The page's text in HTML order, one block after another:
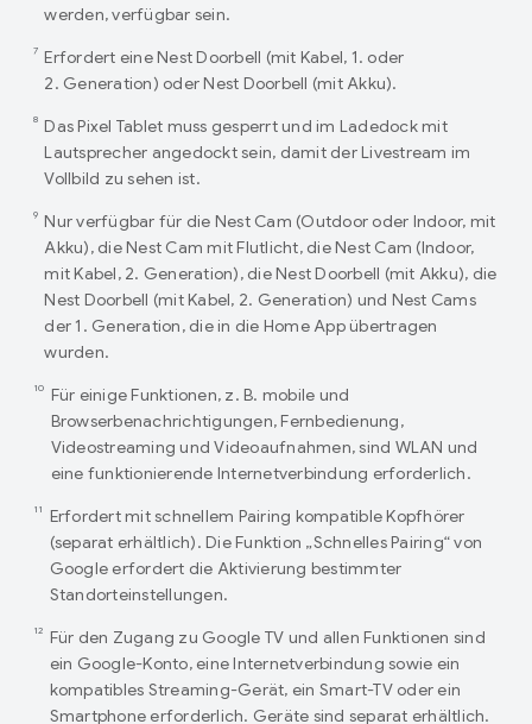
werden, verfügbar sein.
7 Erfordert eine Nest Doorbell (mit Kabel, 1. oder
2. Generation) oder Nest Doorbell (mit Akku).
8 Das Pixel Tablet muss gesperrt und im Ladedock mit
Lautsprecher angedockt sein, damit der Livestream im
Vollbild zu sehen ist.
9 Nur verfügbar für die Nest Cam (Outdoor oder Indoor, mit
Akku), die Nest Cam mit Flutlicht, die Nest Cam (Indoor,
mit Kabel, 2. Generation), die Nest Doorbell (mit Akku), die
Nest Doorbell (mit Kabel, 2. Generation) und Nest Cams
der 1. Generation, die in die Home App übertragen
wurden.
10 Für einige Funktionen, z. B. mobile und
Browserbenachrichtigungen, Fernbedienung,
Videostreaming und Videoaufnahmen, sind WLAN und
eine funktionierende Internetverbindung erforderlich.
11
Erfordert mit schnellem Pairing kompatible Kopfhörer
(separat erhältlich). Die Funktion „Schnelles Pairing“ von
Google erfordert die Aktivierung bestimmter
Standorteinstellungen.
12 Für den Zugang zu Google TV und allen Funktionen sind
ein Google-Konto, eine Internetverbindung sowie ein
kompatibles Streaming-Gerät, ein Smart-TV oder ein
Smartphone erforderlich. Geräte sind separat erhältlich.